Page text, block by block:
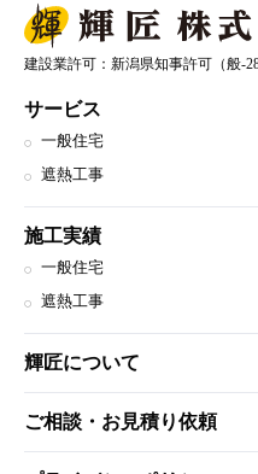
建設業許可：新潟県知事許可（般-
サービス
一般住宅
遮熱工事
施工実績
一般住宅
遮熱工事
輝匠について
ご相談・お見積り依頼